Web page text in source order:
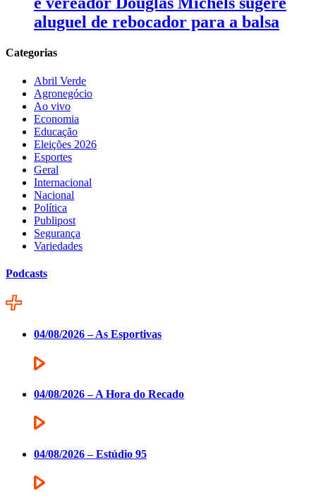
aluguel de rebocador para a balsa
Categorias
Abril Verde
Agronegócio
Ao vivo
Economia
Educação
Eleições 2026
Esportes
Geral
Internacional
Nacional
Política
Publipost
Segurança
Variedades
Podcasts
04/08/2026 – As Esportivas
04/08/2026 – A Hora do Recado
04/08/2026 – Estúdio 95